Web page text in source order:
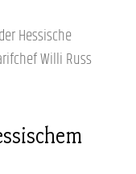
Hessische
Willi Russ